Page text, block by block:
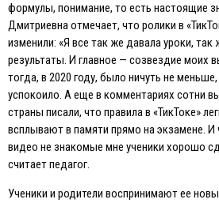
формулы, понимание, то есть настоящие
Дмитриевна отмечает, что ролики в
изменили: «Я все так же давала уроки, так
результаты. И главное — созвездие моих
тогда, в 2020 году, было ничуть не
успокоило. А еще в комментариях сотни
страны писали, что правила в «ТикТоке»
всплывают в памяти прямо на экзамене. И
видео не знакомые мне ученики хорошо
считает педагог.
Ученики и родители воспринимают ее